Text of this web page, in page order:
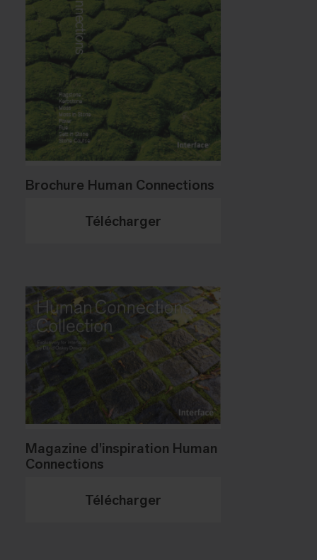
Brochure Human Connections
Télécharger
Magazine d'inspiration Human
Connections
Télécharger